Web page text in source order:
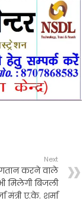
Next
करने वाले
मिलेगी बिजली
मंत्री ए.के. शर्मा